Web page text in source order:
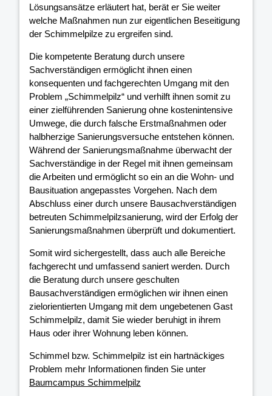
Lösungsansätze erläutert hat, berät er Sie weiter
welche Maßnahmen nun zur eigentlichen Beseitigung
der Schimmelpilze zu ergreifen sind.
Die kompetente Beratung durch unsere
Sachverständigen ermöglicht ihnen einen
konsequenten und fachgerechten Umgang mit den
Problem „Schimmelpilz“ und verhilft ihnen somit zu
einer zielführenden Sanierung ohne kostenintensive
Umwege, die durch falsche Erstmaßnahmen oder
halbherzige Sanierungsversuche entstehen können.
Während der Sanierungsmaßnahme überwacht der
Sachverständige in der Regel mit ihnen gemeinsam
die Arbeiten und ermöglicht so ein an die Wohn- und
Bausituation angepasstes Vorgehen. Nach dem
Abschluss einer durch unsere Bausachverständigen
betreuten Schimmelpilzsanierung, wird der Erfolg der
Sanierungsmaßnahmen überprüft und dokumentiert.
Somit wird sichergestellt, dass auch alle Bereiche
fachgerecht und umfassend saniert werden. Durch
die Beratung durch unsere geschulten
Bausachverständigen ermöglichen wir ihnen einen
zielorientierten Umgang mit dem ungebetenen Gast
Schimmelpilz, damit Sie wieder beruhigt in ihrem
Haus oder ihrer Wohnung leben können.
Schimmel bzw. Schimmelpilz ist ein hartnäckiges
Problem mehr Informationen finden Sie unter
Baumcampus Schimmelpilz